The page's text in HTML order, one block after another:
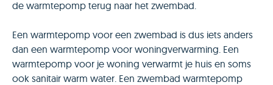
de warmtepomp terug naar het zwembad.
Een warmtepomp voor een zwembad is dus iets anders
dan een warmtepomp voor woningverwarming. Een
warmtepomp voor je woning verwarmt je huis en soms
ook sanitair warm water. Een zwembad warmtepomp